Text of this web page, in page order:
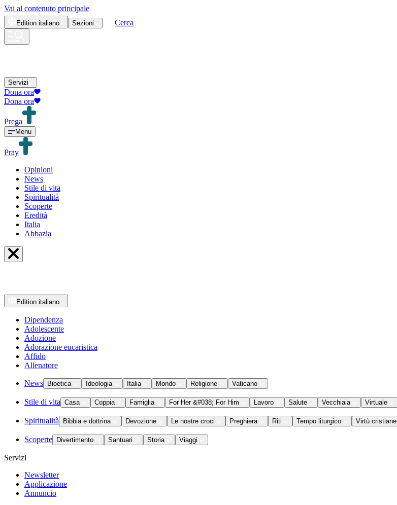
Vai al contenuto principale
Edition italiano Sezioni Cerca
Servizi
Dona ora
Dona ora
Prega
Menu
Pray
Opinioni
News
Stile di vita
Spiritualità
Scoperte
Eredità
Italia
Abbazia
Edition italiano
Dipendenza
Adolescente
Adozione
Adorazione eucaristica
Affido
Allenatore
News Bioetica Ideologia Italia Mondo Religione Vaticano
Stile di vita Casa Coppia Famiglia For Her &#038; For Him Lavoro Salute Vecchiaia Virtuale
Spiritualità Bibbia e dottrina Devozione Le nostre croci Preghiera Riti Tempo liturgico Virtù cristiane
Scoperte Divertimento Santuari Storia Viaggi
Servizi
Newsletter
Applicazione
Annuncio